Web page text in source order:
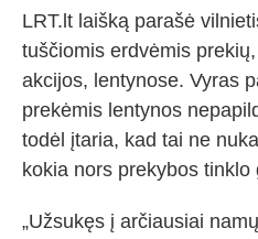
LRT.lt laišką parašė
tuščiomis erdvėmis
akcijos, lentynose. Vyras
prekėmis lentynos
todėl įtaria, kad tai ne
kokia nors prekybos tinklo
„Užsukęs į arčiausiai